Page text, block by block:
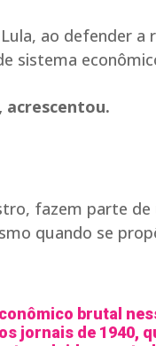
ao defender
sistema
acrescentou.
fazem parte
quando se
brutal
jornais de 1940,